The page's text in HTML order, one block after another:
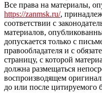
Все права на материалы,
https://zanmsk.ru/,
соответствии с
материалов,
допускается только с
правообладателя и с
страницу, с которой
должна размещаться
воспроизводящем
до или после цитируемого